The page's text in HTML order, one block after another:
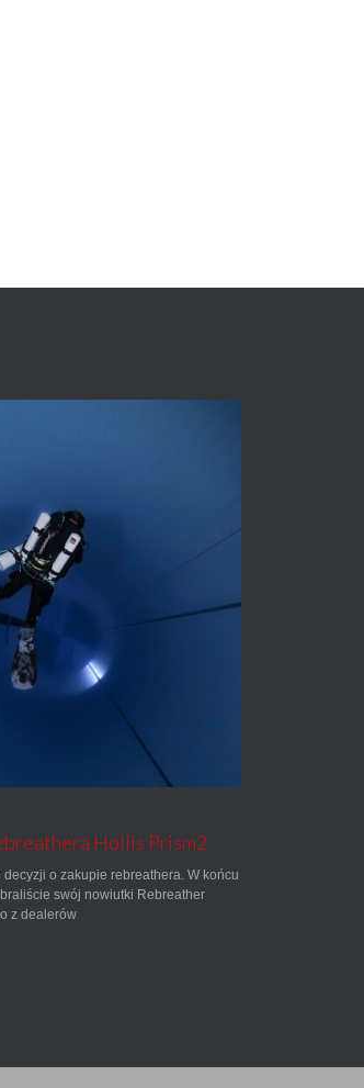
Hollis Prism2
decyzji o zakupie rebreathera. W końcu
swój nowiutki Rebreather
z dealerów